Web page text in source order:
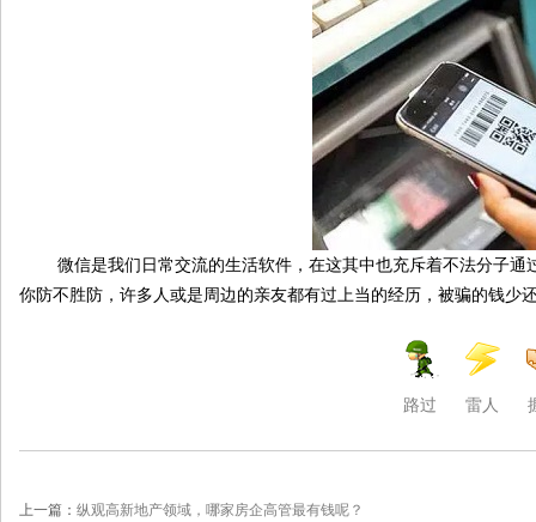
微信是我们日常交流的生活软件，在这其中也充斥着不法分子通
你防不胜防，许多人或是周边的亲友都有过上当的经历，被骗的钱
路过 雷人
上一篇： 纵观高新地产领域，哪家房企高管最有钱呢？